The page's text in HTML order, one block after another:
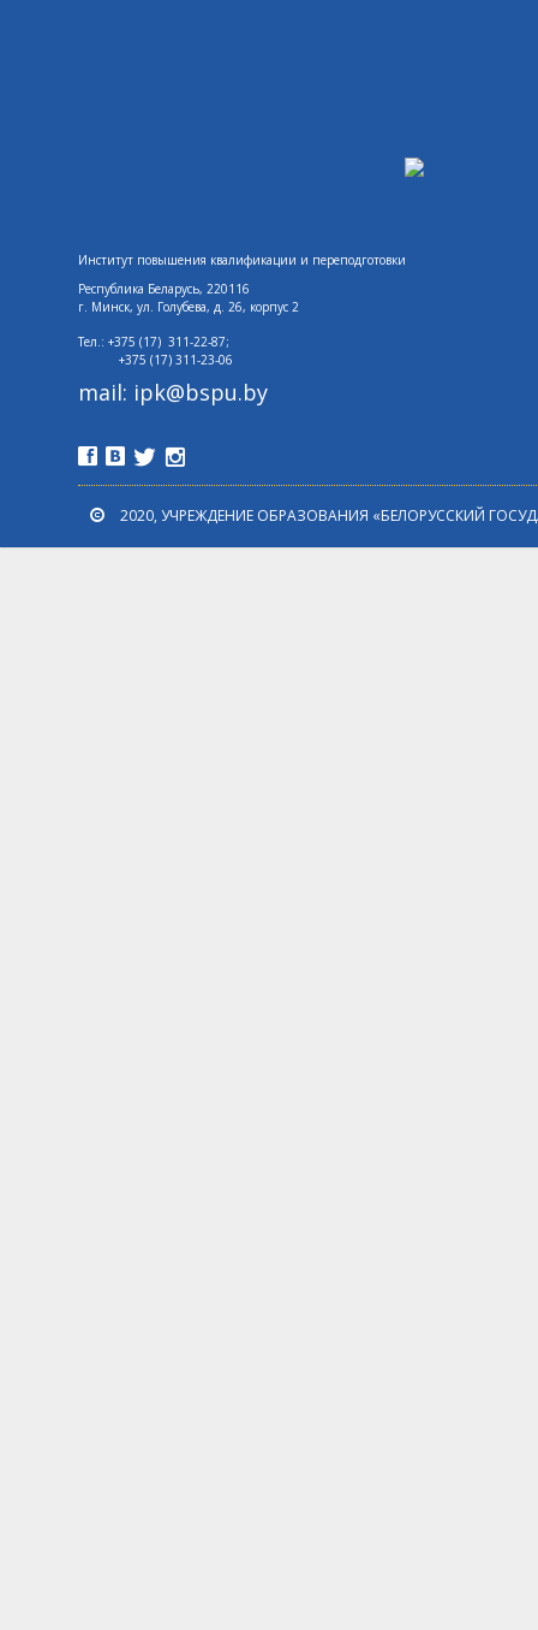
Институт повышения квалификации и переподготовки
Республика Беларусь, 220116
г. Минск, ул. Голубева, д. 26, корпус 2
Тел.: +375 (17) 311-22-87;
+375 (17) 311-23-06
mail: ipk@bspu.by
2020, УЧРЕЖДЕНИЕ ОБРАЗОВАНИЯ «БЕЛОРУССКИЙ